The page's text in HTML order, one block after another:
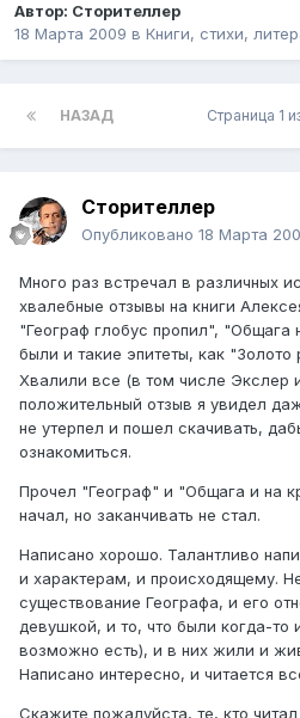
Автор: Сторителлер
18 Марта 2009 в Книги, стихи,
НАЗАД Страница 1
Сторителлер
Опубликовано 18 Марта
Много раз встречал в различных
хвалебные отзывы на книги
"Географ глобус пропил", "Общага
были и такие эпитеты, как "Золото
Хвалили все (в том числе Экслер
положительный отзыв я увидел
не утерпел и пошел скачивать,
ознакомиться.
Прочел "Географ" и "Общага и на
начал, но заканчивать не стал.
Написано хорошо. Талантливо
и характерам, и происходящему.
существование Географа, и его
девушкой, и то, что были когда-то
возможно есть), и в них жили и
Написано интересно, и читается
Скажите пожалуйста, те, кто